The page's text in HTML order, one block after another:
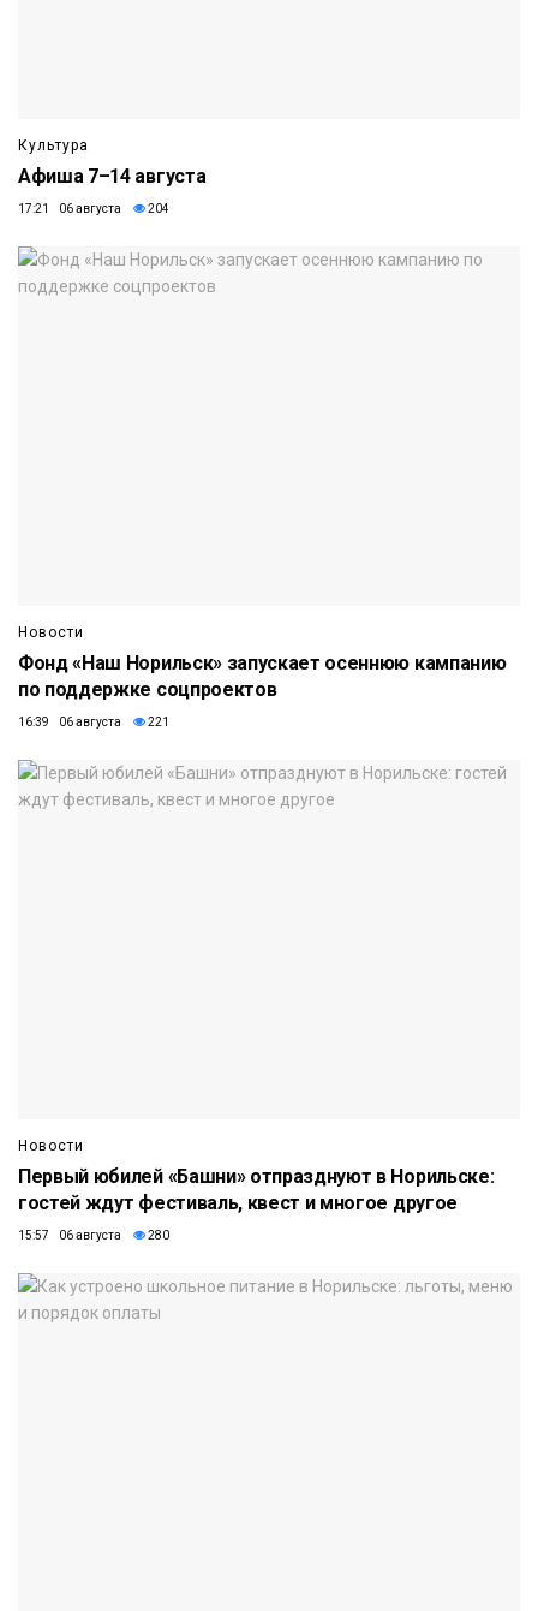
Культура
Афиша 7–14 августа
17:21 06 августа 204
Новости
Фонд «Наш Норильск» запускает осеннюю кампанию
по поддержке соцпроектов
16:39 06 августа 221
Новости
Первый юбилей «Башни» отпразднуют в Норильске:
гостей ждут фестиваль, квест и многое другое
15:57 06 августа 280